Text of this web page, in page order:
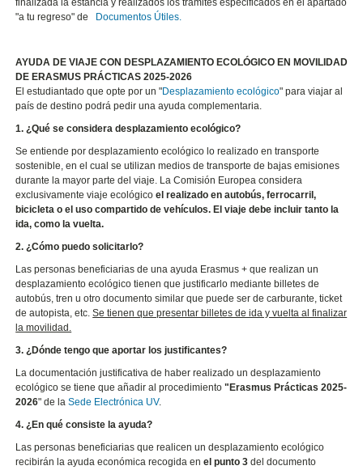
finalizada la estancia y realizados los trámites especificados en el apartado
"a tu regreso" de
Documentos Útiles.
AYUDA DE VIAJE CON DESPLAZAMIENTO ECOLÓGICO EN MOVILIDAD
DE ERASMUS PRÁCTICAS 2025-2026
El estudiantado que opte por un "Desplazamiento ecológico" para viajar al
país de destino podrá pedir una ayuda complementaria.
1. ¿Qué se considera desplazamiento ecológico?
Se entiende por desplazamiento ecológico lo realizado en transporte
sostenible, en el cual se utilizan medios de transporte de bajas emisiones
durante la mayor parte del viaje. La Comisión Europea considera
exclusivamente viaje ecológicoel realizado en autobús, ferrocarril,
bicicleta o el uso compartido de vehículos. El viaje debe incluir tanto la
ida, como la vuelta.
2. ¿Cómo puedo solicitarlo?
Las personas beneficiarias de una ayuda Erasmus + que realizan un
desplazamiento ecológico tienen que justificarlo mediante billetes de
autobús, tren u otro documento similar que puede ser de carburante, ticket
de autopista, etc.Se tienen que presentar billetes de ida y vuelta al finalizar
la movilidad.
3. ¿Dónde tengo que aportar los justificantes?
La documentación justificativa de haber realizado un desplazamiento
ecológico se tiene que añadir al procedimiento "Erasmus Prácticas 2025-
2026" de laSede Electrónica UV.
4. ¿En qué consiste la ayuda?
Las personas beneficiarias que realicen un desplazamiento ecológico
recibirán la ayuda económica recogida enel punto 3del documento